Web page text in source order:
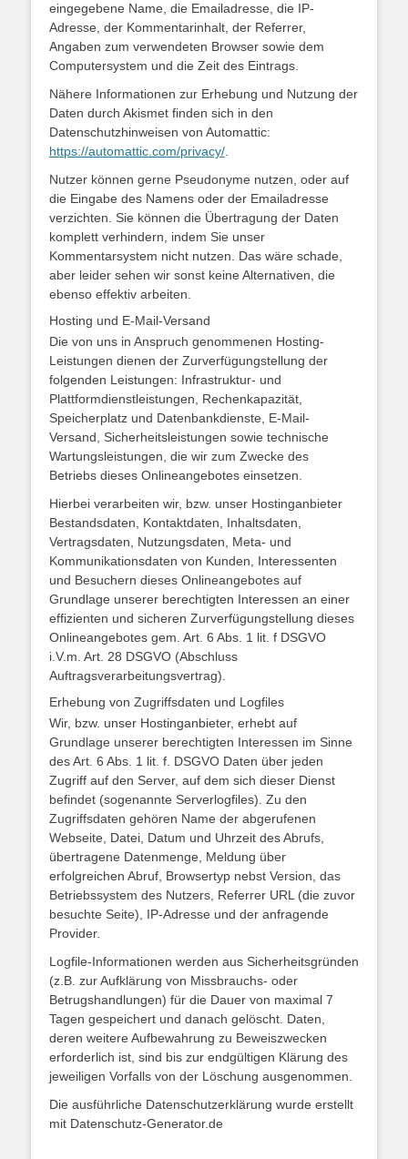
eingegebene Name, die Emailadresse, die IP-
Adresse, der Kommentarinhalt, der Referrer,
Angaben zum verwendeten Browser sowie dem
Computersystem und die Zeit des Eintrags.
Nähere Informationen zur Erhebung und Nutzung der
Daten durch Akismet finden sich in den
Datenschutzhinweisen von Automattic:
https://automattic.com/privacy/
Nutzer können gerne Pseudonyme nutzen, oder auf
die Eingabe des Namens oder der Emailadresse
verzichten. Sie können die Übertragung der Daten
komplett verhindern, indem Sie unser
Kommentarsystem nicht nutzen. Das wäre schade,
aber leider sehen wir sonst keine Alternativen, die
ebenso effektiv arbeiten.
Hosting und E-Mail-Versand
Die von uns in Anspruch genommenen Hosting-
Leistungen dienen der Zurverfügungstellung der
folgenden Leistungen: Infrastruktur- und
Plattformdienstleistungen, Rechenkapazität,
Speicherplatz und Datenbankdienste, E-Mail-
Versand, Sicherheitsleistungen sowie technische
Wartungsleistungen, die wir zum Zwecke des
Betriebs dieses Onlineangebotes einsetzen.
Hierbei verarbeiten wir, bzw. unser Hostinganbieter
Bestandsdaten, Kontaktdaten, Inhaltsdaten,
Vertragsdaten, Nutzungsdaten, Meta- und
Kommunikationsdaten von Kunden, Interessenten
und Besuchern dieses Onlineangebotes auf
Grundlage unserer berechtigten Interessen an einer
effizienten und sicheren Zurverfügungstellung dieses
Onlineangebotes gem. Art. 6 Abs. 1 lit. f DSGVO
i.V.m. Art. 28 DSGVO (Abschluss
Auftragsverarbeitungsvertrag).
Erhebung von Zugriffsdaten und Logfiles
Wir, bzw. unser Hostinganbieter, erhebt auf
Grundlage unserer berechtigten Interessen im Sinne
des Art. 6 Abs. 1 lit. f. DSGVO Daten über jeden
Zugriff auf den Server, auf dem sich dieser Dienst
befindet (sogenannte Serverlogfiles). Zu den
Zugriffsdaten gehören Name der abgerufenen
Webseite, Datei, Datum und Uhrzeit des Abrufs,
übertragene Datenmenge, Meldung über
erfolgreichen Abruf, Browsertyp nebst Version, das
Betriebssystem des Nutzers, Referrer URL (die zuvor
besuchte Seite), IP-Adresse und der anfragende
Provider.
Logfile-Informationen werden aus Sicherheitsgründen
(z.B. zur Aufklärung von Missbrauchs- oder
Betrugshandlungen) für die Dauer von maximal 7
Tagen gespeichert und danach gelöscht. Daten,
deren weitere Aufbewahrung zu Beweiszwecken
erforderlich ist, sind bis zur endgültigen Klärung des
jeweiligen Vorfalls von der Löschung ausgenommen.
Die ausführliche Datenschutzerklärung wurde erstellt
mit Datenschutz-Generator.de